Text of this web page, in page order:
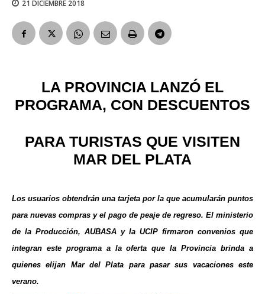
21 DICIEMBRE 2018
LA PROVINCIA LANZÓ EL
PROGRAMA, CON DESCUENTOS
PARA TURISTAS QUE VISITEN
MAR DEL PLATA
Los usuarios obtendrán una tarjeta por la que acumularán puntos
para nuevas compras y el pago de peaje de regreso. El ministerio
de la Producción, AUBASA y la UCIP firmaron convenios que
integran este programa a la oferta que la Provincia brinda a
quienes elijan Mar del Plata para pasar sus vacaciones este
verano.